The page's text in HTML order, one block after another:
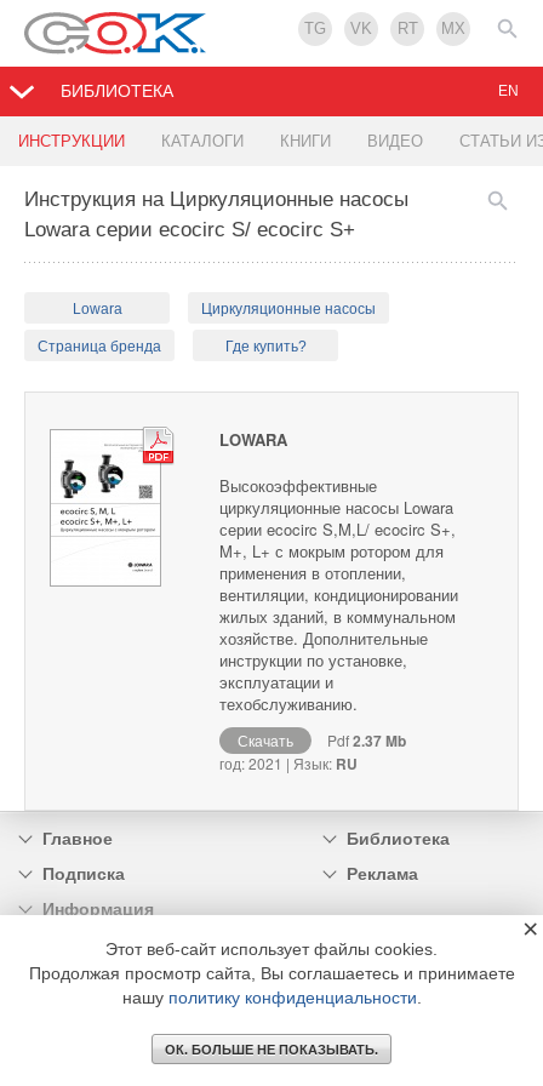
TG VK RT MX
БИБЛИОТЕКА
ИНСТРУКЦИИ КАТАЛОГИ КНИГИ ВИДЕО СТАТЬИ
EN
Инструкция на Циркуляционные насосы
Lowara серии ecocirc S/ ecocirc S+
Lowara Циркуляционные насосы
Страница бренда Где купить?
LOWARA
Высокоэффективные
циркуляционные насосы Lowara
серии ecocirc S,M,L/ ecocirc S+,
M+, L+ с мокрым ротором для
применения в отоплении,
вентиляции, кондиционировании
жилых зданий, в коммунальном
хозяйстве. Дополнительные
инструкции по установке,
эксплуатации и
техобслуживанию.
Скачать Pdf2.37 Mb
год: 2021 | Язык: RU
Главное
Библиотека
Подписка
Реклама
Информация
© 2002 - 2026 OOO Издательский дом «МЕДИА ТЕХНОЛОДЖИ» +7 (495) 665-00-
Этот веб-сайт использует файлы cookies.
Продолжая просмотр сайта, Вы соглашаетесь и принимаете
нашу политику конфиденциальности
ОК. БОЛЬШЕ НЕ ПОКАЗЫВАТЬ.
×